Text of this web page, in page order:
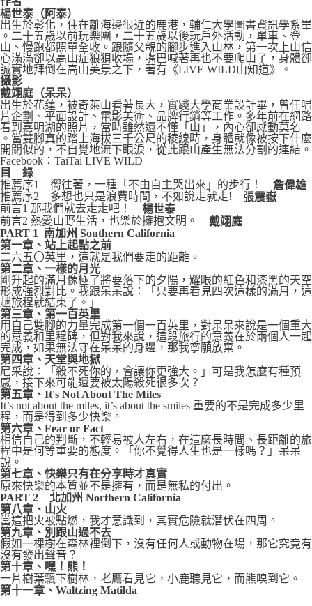
楊世泰（阿泰）
出生於彰化，住在離海邊很近的鹿港，輔仁大學圖書資訊學系畢
。二十五歲以前玩樂團，二十五歲以後玩戶外活動，單車、登
山、慢跑都照單全收。跟隨父親的腳步進入山林，第一次上山信
心滿滿卻以高山症狼狽收場，嘴巴喊著再也不要爬山了，身體卻
誠實地拜倒在高山美景之下，著有《LIVE WILD山知道》。
攝影
戴翊庭（呆呆）
出生於花蓮，被奇萊山看著長大，實踐大學商業設計畢，曾任唱
片企劃、平面設計、電影美術、品牌行銷等工作。多年前在網路
看到嘉明湖的照片，當時雖然還不懂「山」，內心卻感動莫名
。當雙腳真的踏上海拔三千公尺的稜線時，身體就像被按下什麼
開關似的，不自覺地流下眼淚，從此跟山產生無法分割的連結。
Facebook：TaiTai LIVE WILD
目
錄
推薦序1 嚮往著，一種「不由自主哭出來」的步行！ 詹偉雄
推薦序2 多想也只是浪費時間，不如說走就走! 張震嶽
前言1 那我們就去走走吧！ 楊世泰
前言2 熱愛山野生活，也樂於擁抱文明。 戴翊庭
PART 1 南加州 Southern California
第一章、站上起點之前
二六五〇英里，這就是我們要走的距離。
第二章、一樣的月光
剛升起的滿月像極了將要落下的夕陽，耀眼的紅色和漆黑的天空
形成強烈對比。我跟呆呆說：「只要再看見四次這樣的滿月，這
趟旅程就結束了。」
第三章、第一百英里
用自己雙腳的力量完成第一個一百英里，對呆呆來說是一個重大
的意義和里程碑，但對我來說，這段旅行的意義在於兩個人一起
完成，如果無法守在呆呆的身邊，那我寧願放棄。
第四章、天堂與地獄
尼采說：「殺不死你的，會讓你更強大。」可是我怎麼有種預
感，接下來可能還要被太陽殺死很多次？
第五章、It's Not About The Miles
It’s not about the miles, it’s about the smiles 重要的不是完成多少里
程，而是得到多少快樂。
第六章、Fear or Fact
相信自己的判斷，不輕易被人左右，在這麼長時間、長距離的旅
程中是何等重要的態度。「你不覺得人生也是一樣嗎？」呆呆
說。
第七章、快樂只有在分享時才真實
原來快樂的本質並不是擁有，而是無私的付出。
PART 2 北加州 Northern California
第八章、山火
當這把火被點燃，我才意識到，其實危險就潛伏在四周。
第九章、別跟山過不去
假如一棵樹在森林裡倒下，沒有任何人或動物在場，那它究竟有
沒有發出聲音？
第十章、嘿！熊！
一片樹葉飄下樹林，老鷹看見它，小鹿聽見它，而熊嗅到它。
第十一章、Waltzing Matilda